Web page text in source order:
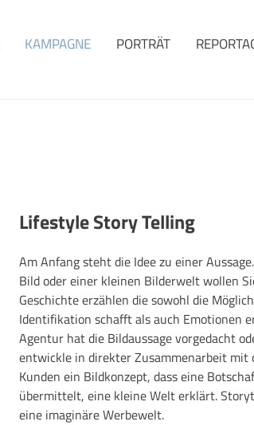
KAMPAGNE PORTRÄT
Lifestyle Story Telling
Am Anfang steht die Idee zu einer
Bild oder einer kleinen Bilderwelt wollen
Geschichte erzählen die sowohl die
Identifikation schafft als auch Emotionen
Agentur hat die Bildaussage vorgedacht
entwickle in direkter Zusammenarbeit mit
Kunden ein Bildkonzept, dass eine
übermittelt, eine kleine Welt erklärt.
eine imaginäre Werbewelt.